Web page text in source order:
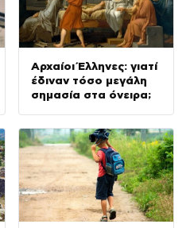
Αρχαίοι Έλληνες: γιατί
έδιναν τόσο μεγάλη
σημασία στα όνειρα;